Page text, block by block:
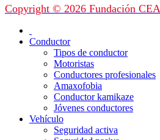
Copyright © 2026 Fundación CEA
Conductor
Tipos de conductor
Motoristas
Conductores profesionales
Amaxofobia
Conductor kamikaze
Jóvenes conductores
Vehículo
Seguridad activa